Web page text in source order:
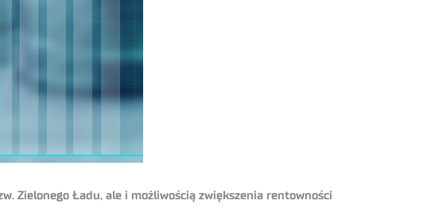
Zielonego Ładu, ale i możliwością zwiększenia rentowności